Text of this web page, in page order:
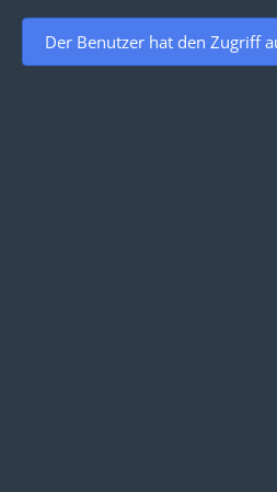
Der Benutzer hat den Zugriff